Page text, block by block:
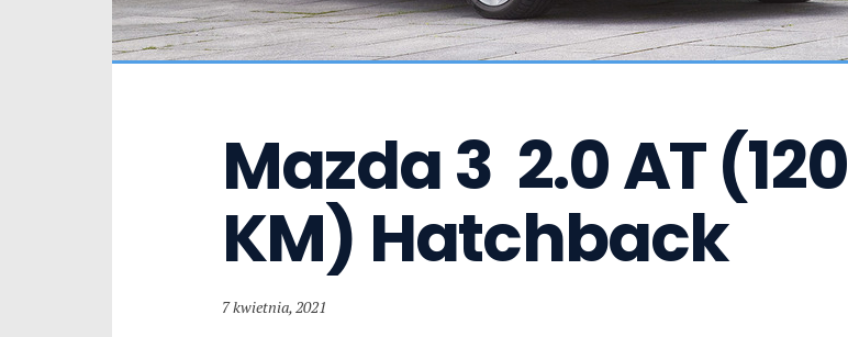
Mazda 3  2.0 AT (120
KM) Hatchback
7 kwietnia, 2021